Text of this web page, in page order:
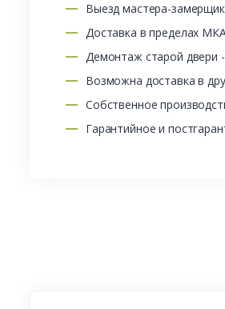
Выезд мастера-
Доставка в пределах
Демонтаж старой двери
Возможна доставка в
Собственное
Гарантийное и